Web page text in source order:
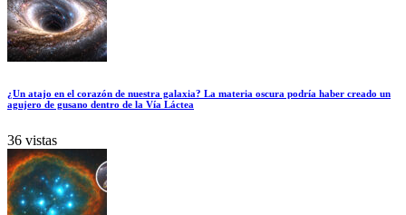
¿Un atajo en el corazón de nuestra galaxia? La materia oscura podría haber creado un
agujero de gusano dentro de la Vía Láctea
36 vistas